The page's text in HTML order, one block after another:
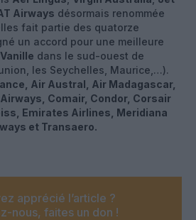
Airways désormais renommée
fait partie des quatorze
un accord pour une meilleure
dans le sud-ouest de
les Seychelles, Maurice,…).
Air Austral, Air Madagascar,
Comair, Condor, Corsair
Emirates Airlines, Meridiana
et Transaero.
apprécié l’article ?
nous, faites un don !